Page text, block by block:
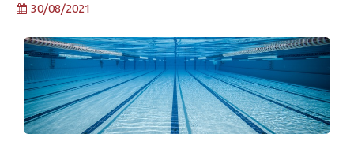
30/08/2021